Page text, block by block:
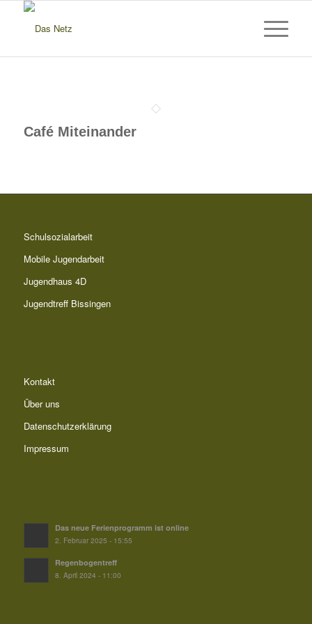
Café Miteinander
Schulsozialarbeit
Mobile Jugendarbeit
Jugendhaus 4D
Jugendtreff Bissingen
Kontakt
Über uns
Datenschutzerklärung
Impressum
Das neue Ferienprogramm ist online
2. Februar 2025 - 15:55
Regenbogentreff
8. April 2024 - 11:00